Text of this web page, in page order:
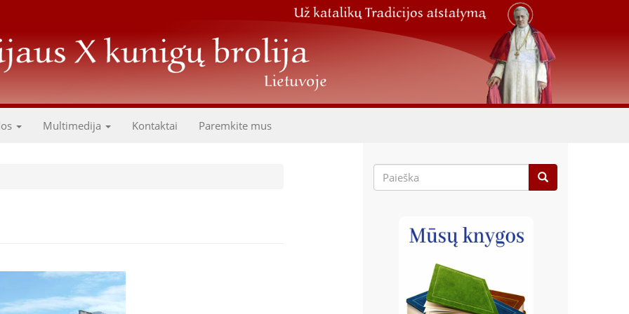
Multimedija Kontaktai Paremkite mus
Paieškos